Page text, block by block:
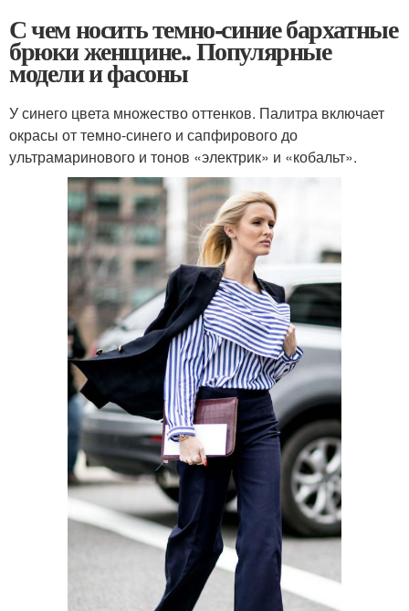
С чем носить темно-синие бархатные
брюки женщине.. Популярные
модели и фасоны
У синего цвета множество оттенков. Палитра включает
окрасы от темно-синего и сапфирового до
ультрамаринового и тонов «электрик» и «кобальт».